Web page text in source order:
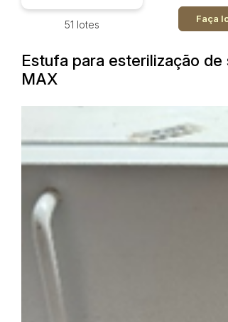
51 lotes Faça
Estufa para esterilização
MAX